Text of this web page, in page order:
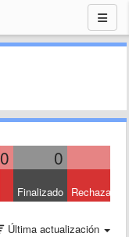
0 0
Finalizado Rechazado
Última actualización